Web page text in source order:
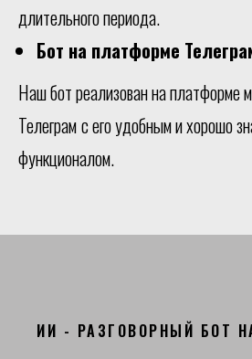
длительного периода.
Бот на платформе
Наш бот реализован на платформе
Телеграмс его удобным и хорошо
функционалом.
ИИ - РАЗГОВОРНЫЙ БОТ